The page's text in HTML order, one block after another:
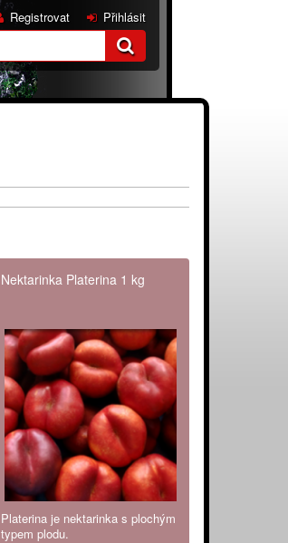
Přihlásit
Registrovat
Nektarinka Platerina 1 kg
Platerina je nektarinka s plochým
typem plodu.